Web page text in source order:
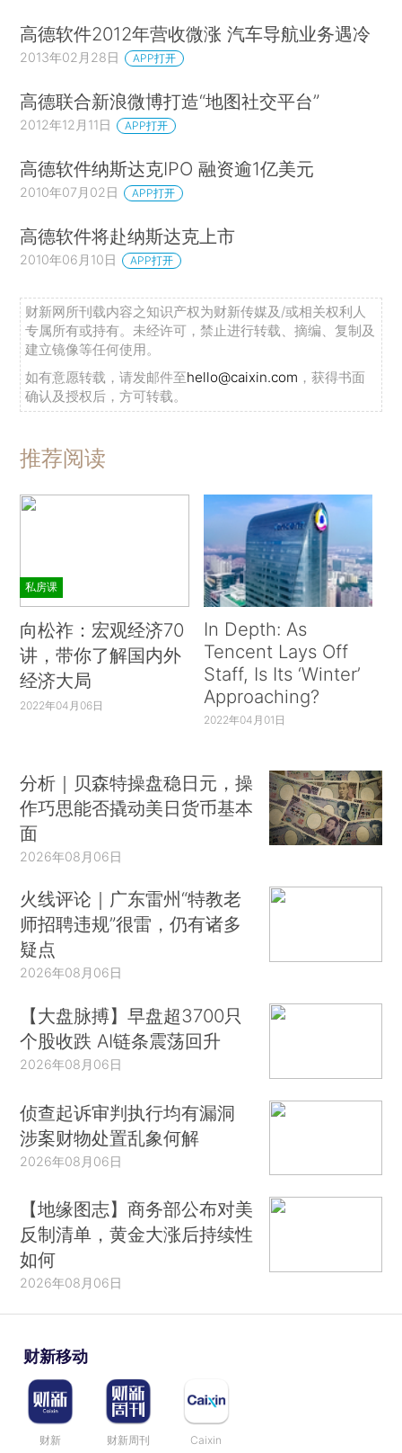
高德软件2012年营收微涨 汽车导航业务遇冷
2013年02月28日 APP打开
高德联合新浪微博打造“地图社交平台”
2012年12月11日 APP打开
高德软件纳斯达克IPO 融资逾1亿美元
2010年07月02日 APP打开
高德软件将赴纳斯达克上市
2010年06月10日 APP打开
财新网所刊载内容之知识产权为财新传媒及/或相关权利人
专属所有或持有。未经许可，禁止进行转载、摘编、复制及
建立镜像等任何使用。
如有意愿转载，请发邮件至hello@caixin.com ，获得书面
确认及授权后，方可转载。
推荐阅读
私房课
向松祚：宏观经济70
讲，带你了解国内外
经济大局
2022年04月06日
In Depth: As
Tencent Lays Off
Staff, Is Its ‘Winter’
Approaching?
2022年04月01日
分析｜贝森特操盘稳日元，操
作巧思能否撬动美日货币基本
面
2026年08月06日
火线评论｜广东雷州“特教老
师招聘违规”很雷，仍有诸多
疑点
2026年08月06日
【大盘脉搏】早盘超3700只
个股收跌 AI链条震荡回升
2026年08月06日
侦查起诉审判执行均有漏洞
涉案财物处置乱象何解
2026年08月06日
【地缘图志】商务部公布对美
反制清单，黄金大涨后持续性
如何
2026年08月06日
财新移动
财新 财新周刊 Caixin